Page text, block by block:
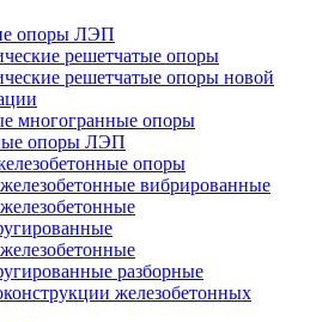
опоры ЛЭП
решетчатые опоры
решетчатые опоры новой
многогранные опоры
опоры ЛЭП
опоры
вибрированные
разборные
железобетонных